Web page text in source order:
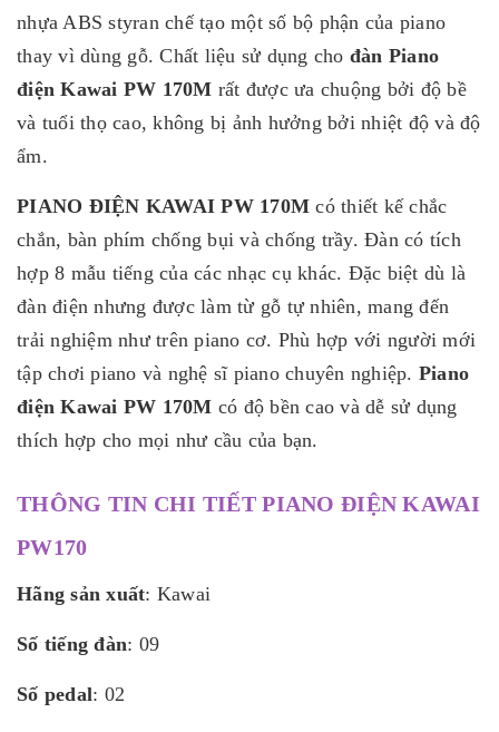
nhựa ABS styran chế tạo một số bộ phận của piano
thay vì dùng gỗ. Chất liệu sử dụng cho đàn Piano
điện Kawai PW 170M rất được ưa chuộng bởi độ bề
và tuổi thọ cao, không bị ảnh hưởng bởi nhiệt độ và độ
ẩm.
PIANO ĐIỆN KAWAI PW 170Mcó thiết kế chắc
chắn, bàn phím chống bụi và chống trầy. Đàn có tích
hợp 8 mẫu tiếng của các nhạc cụ khác. Đặc biệt dù là
đàn điện nhưng được làm từ gỗ tự nhiên, mang đến
trải nghiệm như trên piano cơ. Phù hợp với người mới
tập chơi piano và nghệ sĩ piano chuyên nghiệp. Piano
điện Kawai PW 170M có độ bền cao và dễ sử dụng
thích hợp cho mọi như cầu của bạn.
THÔNG TIN CHI TIẾT PIANO ĐIỆN KAWAI
PW170
Hãng sản xuất: Kawai
Số tiếng đàn: 09
Số pedal: 02